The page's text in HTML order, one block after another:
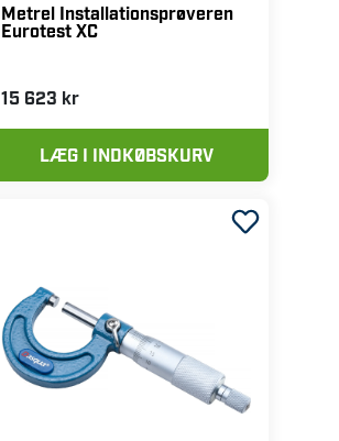
Metrel Installationsprøveren
Eurotest XC
15 623 kr
LÆG I INDKØBSKURV